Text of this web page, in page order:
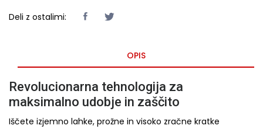
Deli z ostalimi:
OPIS
Revolucionarna tehnologija za
maksimalno udobje in zaščito
Iščete izjemno lahke, prožne in visoko zračne kratke